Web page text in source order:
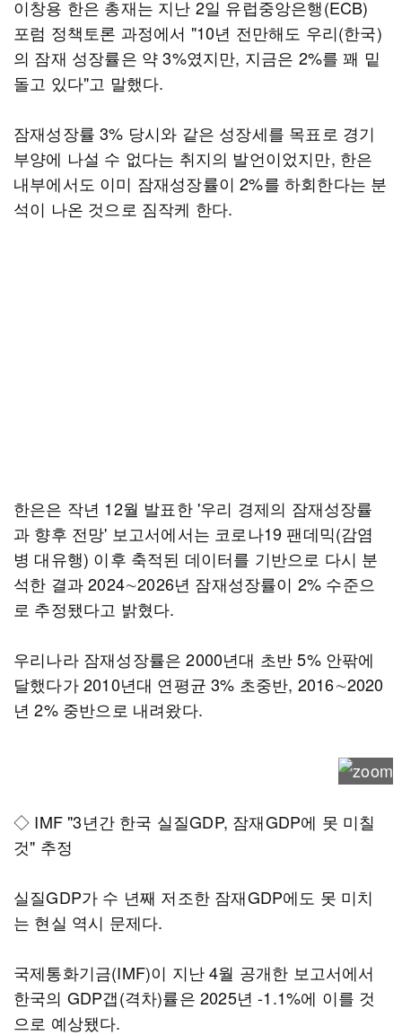
이창용 한은 총재는 지난 2일 유럽중앙은행(ECB)
포럼 정책토론 과정에서 "10년 전만해도 우리(한국)
의 잠재 성장률은 약 3%였지만, 지금은 2%를 꽤 밑
돌고 있다"고 말했다.
잠재성장률 3% 당시와 같은 성장세를 목표로 경기
부양에 나설 수 없다는 취지의 발언이었지만, 한은
내부에서도 이미 잠재성장률이 2%를 하회한다는 분
석이 나온 것으로 짐작케 한다.
한은은 작년 12월 발표한 '우리 경제의 잠재성장률
과 향후 전망' 보고서에서는 코로나19 팬데믹(감염
병 대유행) 이후 축적된 데이터를 기반으로 다시 분
석한 결과 2024∼2026년 잠재성장률이 2% 수준으
로 추정됐다고 밝혔다.
우리나라 잠재성장률은 2000년대 초반 5% 안팎에
달했다가 2010년대 연평균 3% 초중반, 2016∼2020
년 2% 중반으로 내려왔다.
◇ IMF "3년간 한국 실질GDP, 잠재GDP에 못 미칠
것" 추정
실질GDP가 수 년째 저조한 잠재GDP에도 못 미치
는 현실 역시 문제다.
국제통화기금(IMF)이 지난 4월 공개한 보고서에서
한국의 GDP갭(격차)률은 2025년 -1.1%에 이를 것
으로 예상됐다.